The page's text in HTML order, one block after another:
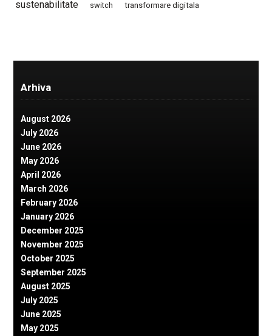
sustenabilitate switch transformare digitala
Arhiva
August 2026
July 2026
June 2026
May 2026
April 2026
March 2026
February 2026
January 2026
December 2025
November 2025
October 2025
September 2025
August 2025
July 2025
June 2025
May 2025